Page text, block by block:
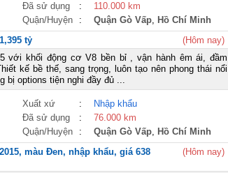
Đã sử dụng :
110.000 km
Quận/Huyện : Quận Gò Vấp, Hồ Chí Minh
tỷ
(Hôm nay)
với khối động cơ V8 bền bỉ , vận hành êm ái, đầm
kế bề thế, sang trọng, luôn tạo nên phong thái nổi
bị options tiện nghi đầy đủ ...
Xuất xứ :
Nhập khẩu
Đã sử dụng :
76.000 km
Quận/Huyện : Quận Gò Vấp, Hồ Chí Minh
màu Đen, nhập khẩu, giá 638
(Hôm nay)